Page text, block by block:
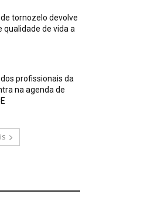
tornozelo devolve
qualidade de vida a
profissionais da
na agenda de